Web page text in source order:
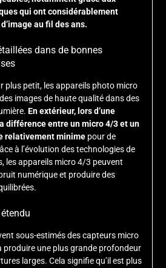
qui ont considérablement
au fil des ans.
dans de bonnes
plus petit, les appareils photo micro
images de haute qualité dans des
En extérieur, lors d’une
différence entre un micro 4/3 et un
relativement minimepour de
à l’évolution des technologies de
les appareils micro 4/3 peuvent
numérique et produire des
sous-estimés des capteurs micro
produire une plus grande profondeur
larges. Cela signifie qu’il est plus